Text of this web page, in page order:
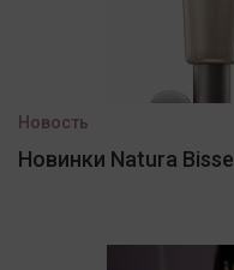
Новость
Новинки Natura Bisse